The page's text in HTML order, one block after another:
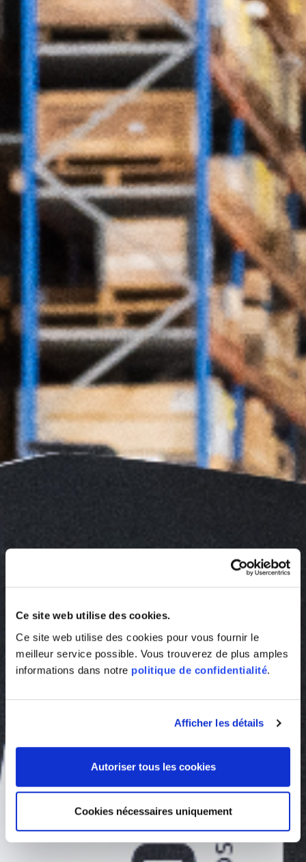
Ce site web utilise des cookies.
Ce site web utilise des cookies pour vous fournir le
meilleur service possible. Vous trouverez de plus amples
informations dans notre politique de confidentialité.
Afficher les détails
Autoriser tous les cookies
Cookies nécessaires uniquement